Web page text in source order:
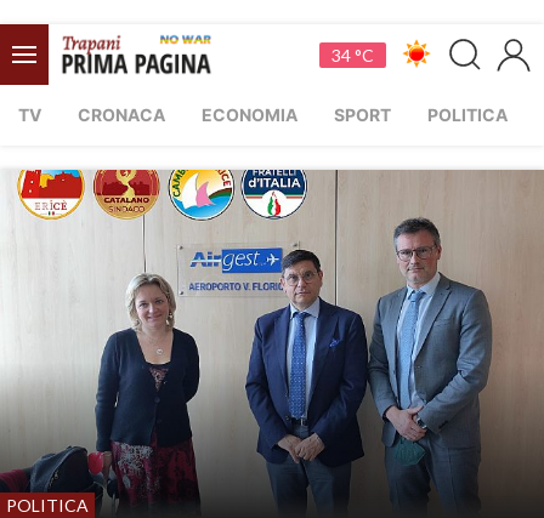
34 °C
TV CRONACA ECONOMIA SPORT POLITICA
POLITICA